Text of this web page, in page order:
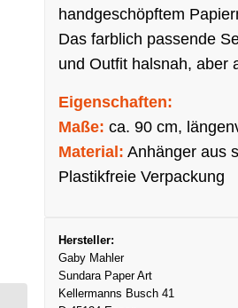
handgeschöpftem
Das farblich passende
und Outfit halsnah, aber
Eigenschaften:
Maße: ca. 90 cm,
Material: Anhänger aus
Plastikfreie Verpackung
Hersteller:
Gaby Mahler
Sundara Paper Art
Kellermanns Busch 41